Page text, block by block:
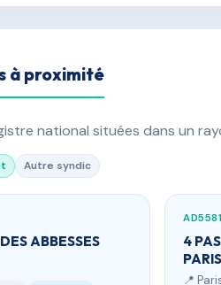
à proximité
national situées dans un
Autre syndic
ABBESSES
4
PARIS
📍